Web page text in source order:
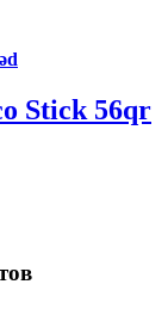
Stick 56qr